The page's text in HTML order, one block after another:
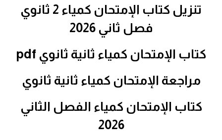
تنزيل كتاب الإمتحان كمياء 2 ثانوي
فصل ثاني 2026
كتاب الإمتحان كمياء ثانية ثانوي pdf
مراجعة الإمتحان كمياء ثانية ثانوي
كتاب الإمتحان كمياء الفصل الثاني
2026